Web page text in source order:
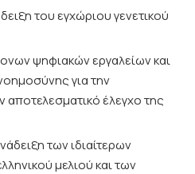
του εγχώριου γενετικού
ψηφιακών εργαλείων και
για την
αποτελεσματικό έλεγχο της
των ιδιαίτερων
μελιού και των